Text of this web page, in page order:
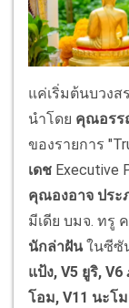
แค่เริ่มต้นบวง
นำโดย คุณอรร
ของรายการ
เดช Executive
คุณองอาจ ประ
มีเดีย บมจ. ทรู
นักล่าฝันในซีซั
แป้ง, V5 ยูริ,
โอม, V11 นะโม